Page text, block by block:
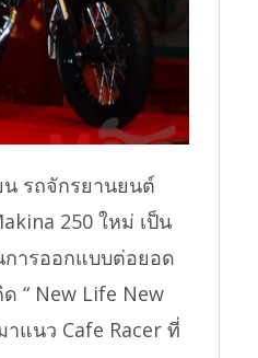
รถจักรยานยนต์
250 ใหม่ เป็น
การออกแบบต่อยอด
“ New Life New
แนว Cafe Racer ที่